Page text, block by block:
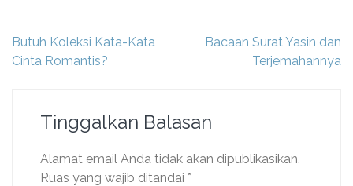
Navigasi
pos
Butuh Koleksi Kata-Kata
Cinta Romantis?
Bacaan Surat Yasin dan
Terjemahannya
Tinggalkan Balasan
Alamat email Anda tidak akan dipublikasikan.
Ruas yang wajib ditandai *